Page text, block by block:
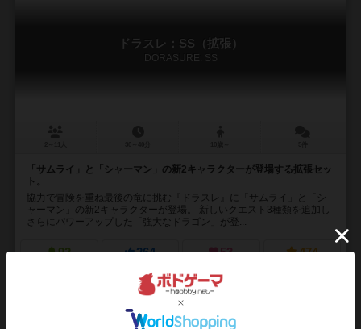
ドラスレ：SS（拡張）
DORASURE: SS
「サムライ」と「シャーマン」の新2キャラクターが登場する拡張セッ
ト。
協力で冒険を重ね最後の竜に挑む『ドラスレ』に「サムライ」と「シ
ャーマン」の新2キャラクターが登場。 新しいクエスト3種類を追加し
さらにパワーアップした「強大なドラゴン」が登...
92 264 53 474